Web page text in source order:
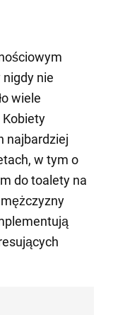
nigdy nie
wiele
Kobiety
najbardziej
w tym o
do toalety na